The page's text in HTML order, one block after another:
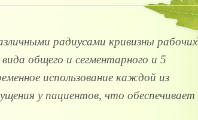
радиусами кривизны рабочих
общего и сегментарного и 5
использование каждой из
у пациентов, что обеспечивает